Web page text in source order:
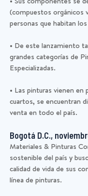
(compuestos orgánicos
personas que habitan
• De este lanzamiento
grandes categorías de
Especializadas.
• Las pinturas vienen
cuartos, se encuentran
venta en todo el país.
Bogotá D.C.,
Materiales & Pinturas
sostenible del país y
calidad de vida de sus
línea de pinturas.